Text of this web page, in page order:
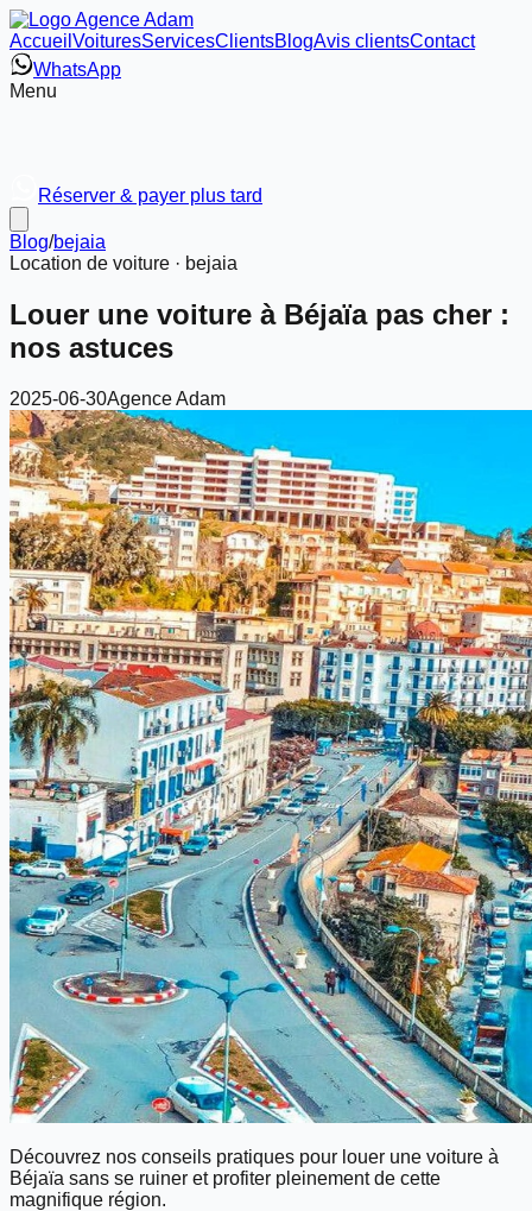
Accueil VoituresServicesClientsBlogAvis clientsContact
WhatsApp
Menu
Réserver & payer plus tard
Blog/bejaia
Location de voiture · bejaia
Louer une voiture à Béjaïa pas cher :
nos astuces
2025-06-30Agence Adam
Découvrez nos conseils pratiques pour louer une voiture à
Béjaïa sans se ruiner et profiter pleinement de cette
magnifique région.